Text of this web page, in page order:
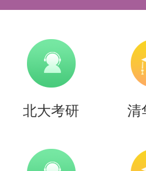
北大考研 清